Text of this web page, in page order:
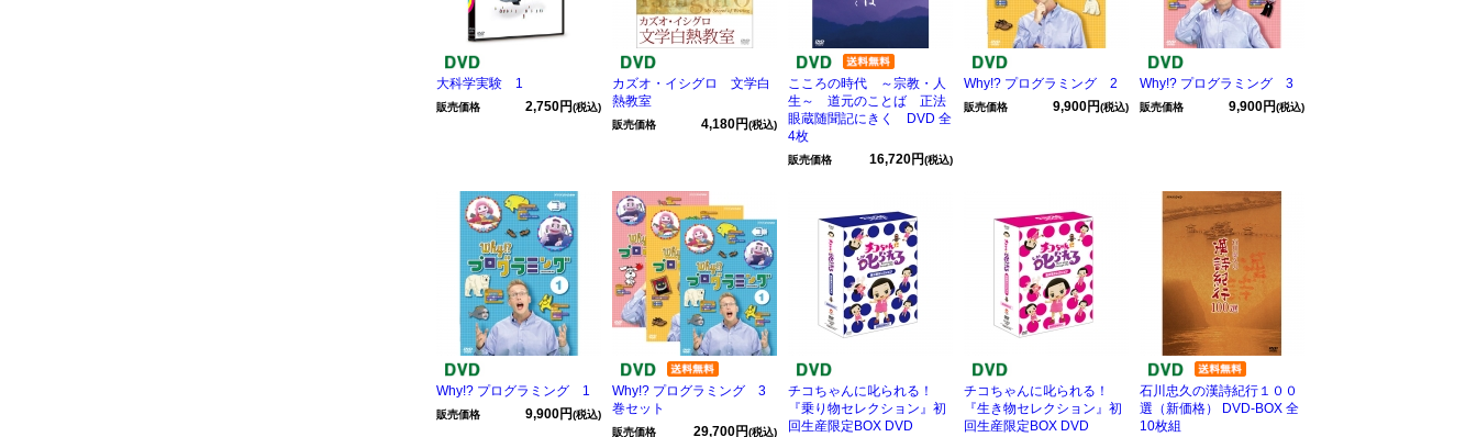
大科学実験 1
販売価格 2,750円(税込)
カズオ・イシグロ 文学白
熱教室
販売価格 4,180円(税込)
こころの時代 ～宗教・人
生～ 道元のことば 正法
眼蔵随聞記にきく DVD 全
4枚
販売価格 16,720円(税込)
Why!? プログラミング 2
販売価格 9,900円(税込)
Why!? プログラミング 3
販売価格 9,900円(税込)
Why!? プログラミング 1
販売価格 9,900円(税込)
Why!? プログラミング 3
巻セット
販売価格 29,700円(税込)
チコちゃんに叱られる！
『乗り物セレクション』初
回生産限定BOX DVD
チコちゃんに叱られる！
『生き物セレクション』初
回生産限定BOX DVD
石川忠久の漢詩紀行１００
選（新価格） DVD-BOX 全
10枚組